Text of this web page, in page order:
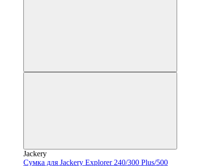
Jackery
Cумка для Jackery Explorer 240/300 Plus/500